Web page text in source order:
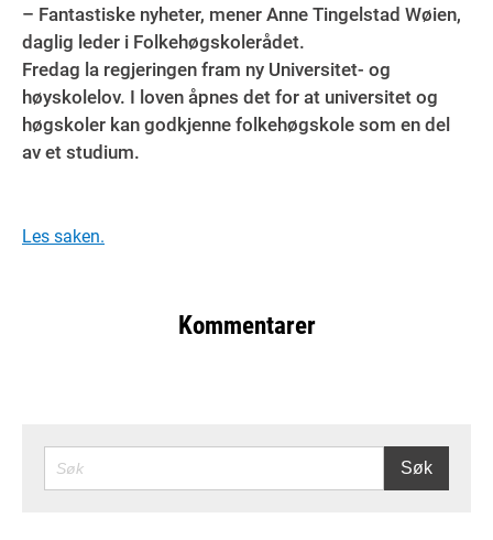
– Fantastiske nyheter, mener Anne Tingelstad Wøien,
daglig leder i Folkehøgskolerådet.
Fredag la regjeringen fram ny Universitet- og
høyskolelov. I loven åpnes det for at universitet og
høgskoler kan godkjenne folkehøgskole som en del
av et studium.
Les saken.
Kommentarer
SØK Søk